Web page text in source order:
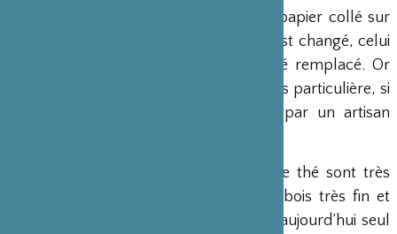
Alors qu’au Japon, chaque année, le papier collé sur
les portes coulissantes d’un pavillon est changé, celui
de cette maison de thé n’a jamais été remplacé. Or
cette technique du papier collé est très particulière, si
bien qu’elle ne peut être faite que par un artisan
De même, deux volets du pavillon de thé sont très
endommagés. Ces volets réalisés en bois très fin et
fragile sont très difficiles à réaliser et aujourd’hui seul